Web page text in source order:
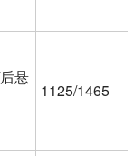
悬
1125/1465